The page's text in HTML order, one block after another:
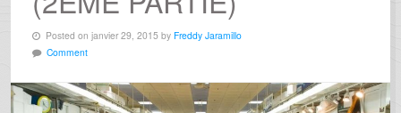
Posted on janvier 29, 2015 by Freddy Jaramillo
Comment